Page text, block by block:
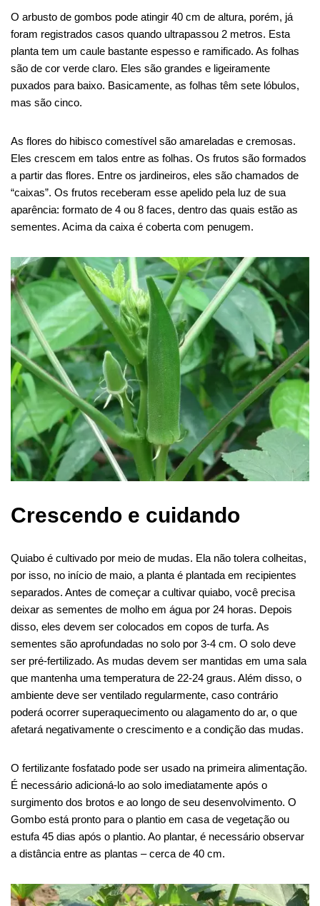
O arbusto de gombos pode atingir 40 cm de altura, porém, já
foram registrados casos quando ultrapassou 2 metros. Esta
planta tem um caule bastante espesso e ramificado. As folhas
são de cor verde claro. Eles são grandes e ligeiramente
puxados para baixo. Basicamente, as folhas têm sete lóbulos,
mas são cinco.
As flores do hibisco comestível são amareladas e cremosas.
Eles crescem em talos entre as folhas. Os frutos são formados
a partir das flores. Entre os jardineiros, eles são chamados de
“caixas”. Os frutos receberam esse apelido pela luz de sua
aparência: formato de 4 ou 8 faces, dentro das quais estão as
sementes. Acima da caixa é coberta com penugem.
Crescendo e cuidando
Quiabo é cultivado por meio de mudas. Ela não tolera colheitas,
por isso, no início de maio, a planta é plantada em recipientes
separados. Antes de começar a cultivar quiabo, você precisa
deixar as sementes de molho em água por 24 horas. Depois
disso, eles devem ser colocados em copos de turfa. As
sementes são aprofundadas no solo por 3-4 cm. O solo deve
ser pré-fertilizado. As mudas devem ser mantidas em uma sala
que mantenha uma temperatura de 22-24 graus. Além disso, o
ambiente deve ser ventilado regularmente, caso contrário
poderá ocorrer superaquecimento ou alagamento do ar, o que
afetará negativamente o crescimento e a condição das mudas.
O fertilizante fosfatado pode ser usado na primeira alimentação.
É necessário adicioná-lo ao solo imediatamente após o
surgimento dos brotos e ao longo de seu desenvolvimento. O
Gombo está pronto para o plantio em casa de vegetação ou
estufa 45 dias após o plantio. Ao plantar, é necessário observar
a distância entre as plantas – cerca de 40 cm.